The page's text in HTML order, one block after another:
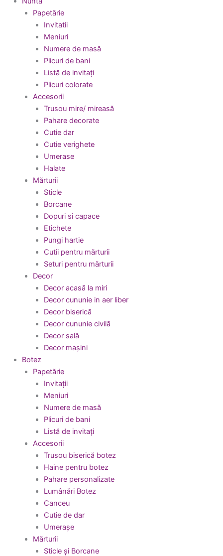
Papetărie
Invitatii
Meniuri
Numere de masă
Plicuri de bani
Listă de invitați
Plicuri colorate
Accesorii
Trusou mire/ mireasă
Pahare decorate
Cutie dar
Cutie verighete
Umerase
Halate
Mărturii
Sticle
Borcane
Dopuri si capace
Etichete
Pungi hartie
Cutii pentru mărturii
Seturi pentru mărturii
Decor
Decor acasă la miri
Decor cununie in aer liber
Decor biserică
Decor cununie civilă
Decor sală
Decor mașini
Botez
Papetărie
Invitații
Meniuri
Numere de masă
Plicuri de bani
Listă de invitați
Accesorii
Trusou biserică botez
Haine pentru botez
Pahare personalizate
Lumânări Botez
Canceu
Cutie de dar
Umerașe
Mărturii
Sticle și Borcane